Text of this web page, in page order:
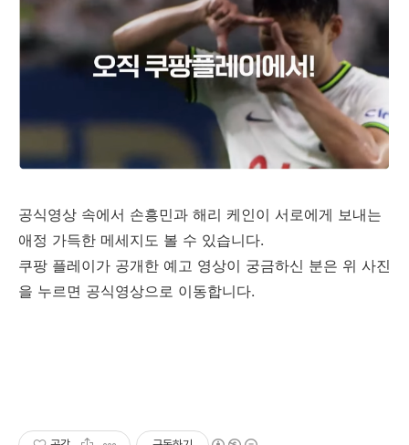
공식영상 속에서 손흥민과 해리 케인이 서로에게 보내는
애정 가득한 메세지도 볼 수 있습니다.
쿠팡 플레이가 공개한 예고 영상이 궁금하신 분은 위 사진
을 누르면 공식영상으로 이동합니다.